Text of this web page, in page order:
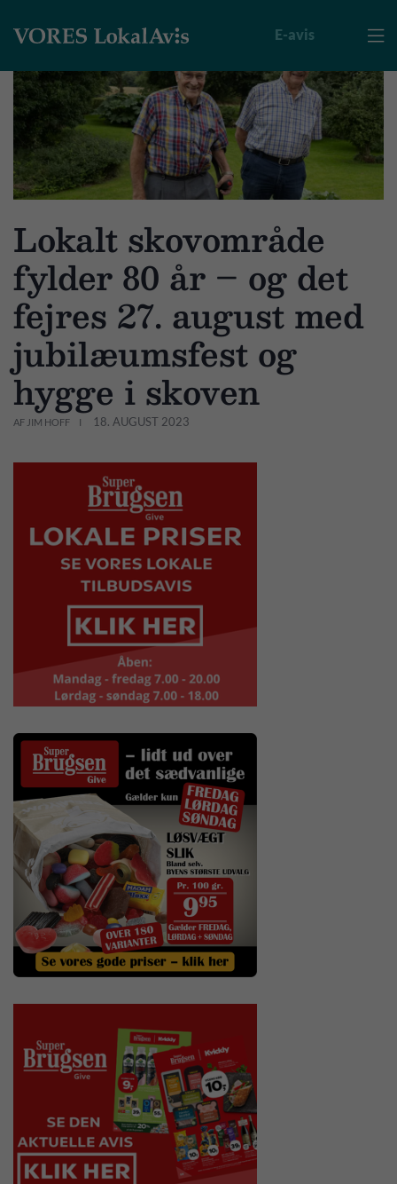

E-avis
Lokalt skovområde
fylder 80 år – og det
fejres 27. august med
jubilæumsfest og
hygge i skoven
AF JIM HOFF 18. AUGUST 2023